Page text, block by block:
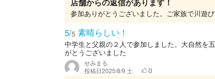
5/5 素晴らしい！
中学生と父親の２人で参加しました。大自然を
がとうございました
せみまる
投稿日2025/8/9 土 0